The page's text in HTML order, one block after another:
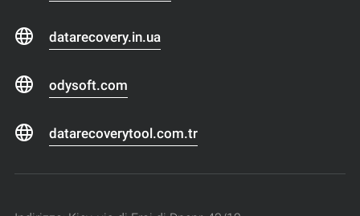
datarecovery.in.ua
odysoft.com
datarecoverytool.com.tr